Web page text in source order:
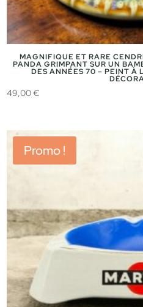
MAGNIFIQUE ET RARE
PANDA GRIMPANT SUR UN
DES ANNÉES 70 – PEINT À
49,00€
Promo !